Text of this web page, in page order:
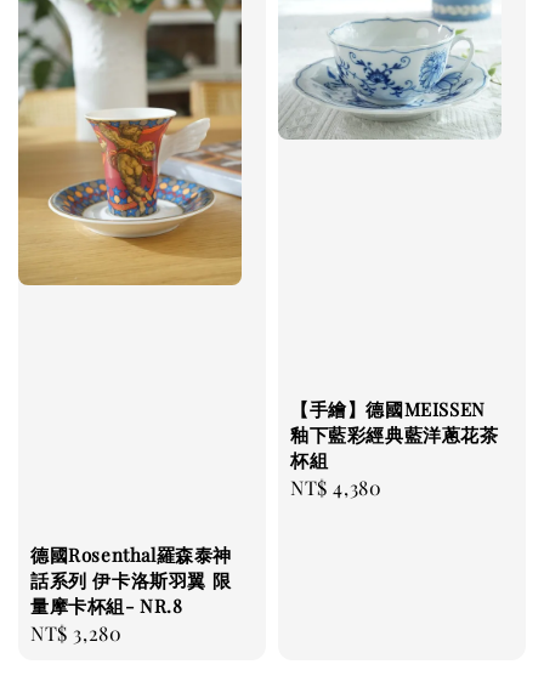
德國Rosenthal羅森泰神
話系列 伊卡洛斯羽翼 限
量摩卡杯組- NR.8
Regular
NT$ 3,280
【手繪】德國MEISSEN
釉下藍彩經典藍洋蔥花茶
杯組
Regular
NT$ 4,380